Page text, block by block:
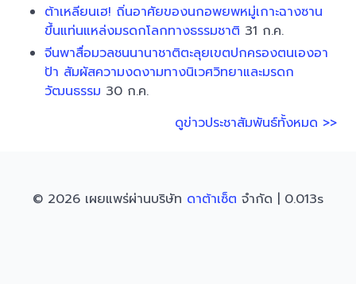
ต้าเหลียนเฮ! ถิ่นอาศัยของนกอพยพหมู่เกาะฉางซาน
ขึ้นแท่นแหล่งมรดกโลกทางธรรมชาติ 31 ก.ค.
จีนพาสื่อมวลชนนานาชาติตะลุยเขตปกครองตนเองอา
ป้า สัมผัสความงดงามทางนิเวศวิทยาและมรดก
วัฒนธรรม 30 ก.ค.
ดูข่าวประชาสัมพันธ์ทั้งหมด >>
© 2026 เผยแพร่ผ่านบริษัท ดาต้าเซ็ต จำกัด | 0.013s